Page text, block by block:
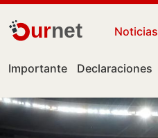
urnet Noticias
Importante Declaraciones